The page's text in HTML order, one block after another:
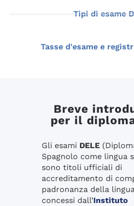
Tipi di esame
Tasse d'esame e
Breve
per il
Gli esami DELE
Spagnolo come lingua
sono titoli ufficiali di
accreditamento di
padronanza della
concessi dall’Instituto